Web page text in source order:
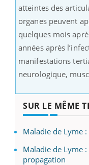
atteintes des
organes peuvent
quelques mois
années après
manifestations
neurologique,
SUR LE MÊME
Maladie de Lyme
Maladie de Lyme
propagation